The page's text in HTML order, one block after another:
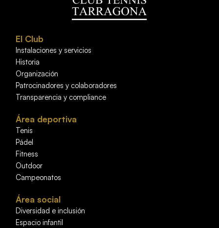
El Club
Instalaciones y servicios
Historia
Organización
Patrocinadores y colaboradores
Transparencia y compliance
Área deportiva
Tenis
Pádel
Fitness
Outdoor
Campeonatos
Área social
Diversidad e inclusión
Espacio infantil